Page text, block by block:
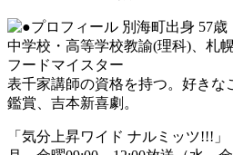
別海町出身 57歳
中学校・高等学校教諭(理科)、札
フードマイスター
表千家講師の資格を持つ。好きな
鑑賞、吉本新喜劇。
「気分上昇ワイド ナルミッツ!!!」